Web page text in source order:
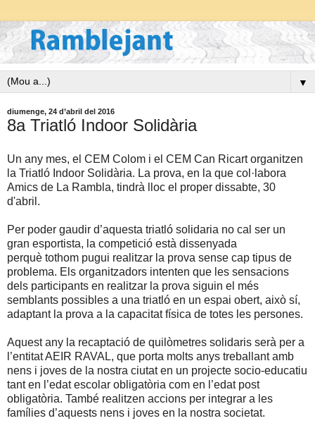
▼
diumenge, 24 d’abril del 2016
8a Triatló Indoor Solidària
Un any mes, el CEM Colom i el CEM Can Ricart organitzen
la Triatló Indoor Solidària. La prova, en la que col·labora
Amics de La Rambla, tindrà lloc el proper dissabte, 30
d'abril.
Per poder gaudir d’aquesta triatló solidaria no cal ser un
gran esportista, la competició està dissenyada
perquè tothom pugui realitzar la prova sense cap tipus de
problema. Els organitzadors intenten que les sensacions
dels participants en realitzar la prova siguin el més
semblants possibles a una triatló en un espai obert, això sí,
adaptant la prova a la capacitat física de totes les persones.
Aquest any la recaptació de quilòmetres solidaris serà per a
l’entitat AEIR RAVAL, que porta molts anys treballant amb
nens i joves de la nostra ciutat en un projecte socio-educatiu
tant en l’edat escolar obligatòria com en l’edat post
obligatòria. També realitzen accions per integrar a les
famílies d’aquests nens i joves en la nostra societat.